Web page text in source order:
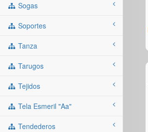
Sogas
Soportes
Tanza
Tarugos
Tejidos
Tela Esmeril "aa"
Tendederos